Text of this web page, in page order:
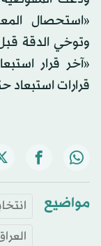
«استحصال
وتوخي الدقة
«آخر قرار
قرارات استبعاد
مواضيع